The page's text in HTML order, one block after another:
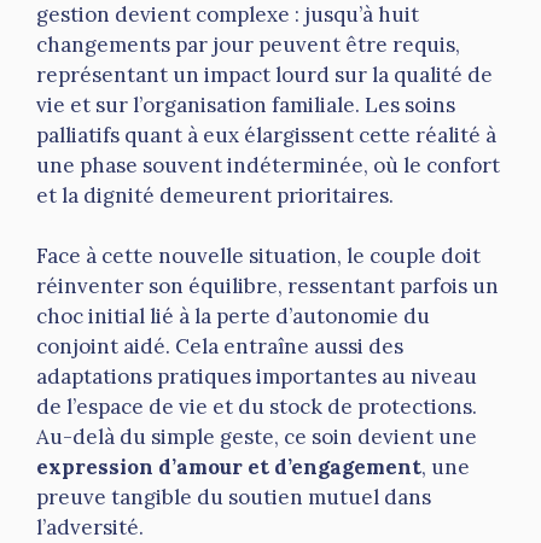
gestion devient complexe : jusqu’à huit
changements par jour peuvent être requis,
représentant un impact lourd sur la qualité de
vie et sur l’organisation familiale. Les soins
palliatifs quant à eux élargissent cette réalité à
une phase souvent indéterminée, où le confort
et la dignité demeurent prioritaires.
Face à cette nouvelle situation, le couple doit
réinventer son équilibre, ressentant parfois un
choc initial lié à la perte d’autonomie du
conjoint aidé. Cela entraîne aussi des
adaptations pratiques importantes au niveau
de l’espace de vie et du stock de protections.
Au-delà du simple geste, ce soin devient une
expression d’amour et d’engagement, une
preuve tangible du soutien mutuel dans
l’adversité.